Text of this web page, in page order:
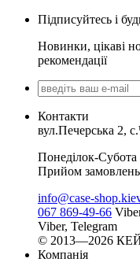
Підписуйтесь і
Новинки, цікаві
рекомендації
Контакти
вул.Печерська 2,
Понеділок-Субота
Прийом
info@case-
067 869-49-66
Viber, Telegram
© 2013—2026
Компанія